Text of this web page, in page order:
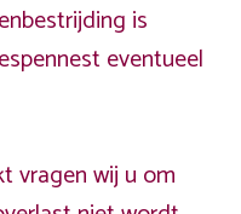
is
eventueel
vragen wij u om